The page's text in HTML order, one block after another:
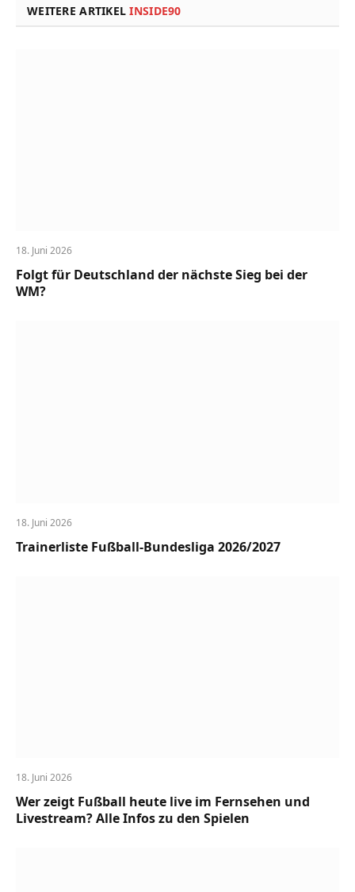
WEITERE ARTIKELINSIDE90
18. Juni 2026
Folgt für Deutschland der nächste Sieg bei der
WM?
18. Juni 2026
Trainerliste Fußball-Bundesliga 2026/2027
18. Juni 2026
Wer zeigt Fußball heute live im Fernsehen und
Livestream? Alle Infos zu den Spielen